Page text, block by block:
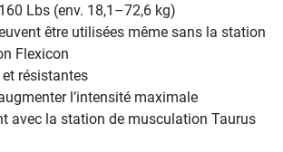
Lbs (env. 18,1–72,6 kg)
être utilisées même sans la station
Flexicon
résistantes
l’intensité maximale
avec la station de musculation Taurus